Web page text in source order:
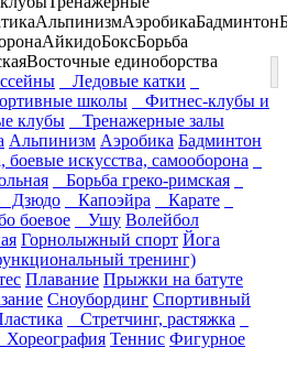
АльпинизмАэробикаБадминтон
АйкидоБоксБорьба
Восточные единоборства
Ледовые катки
школы
Фитнес-клубы и
клубы
Тренажерные залы
Альпинизм Аэробика Бадминтон
боевые искусства, самооборона
Борьба греко-римская
Дзюдо Капоэйра
Карате
боевое Ушу Волейбол
Горнолыжный спорт Йога
тренинг)
Плавание Прыжки на батуте
Сноубординг Спортивный
Стретчинг, растяжка
Хореография Теннис Фигурное